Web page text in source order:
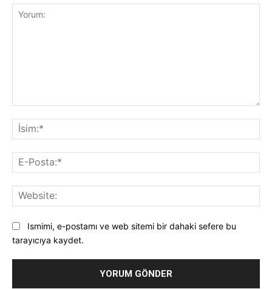
Ismimi, e-postamı ve web sitemi bir dahaki sefere bu
tarayıcıya kaydet.